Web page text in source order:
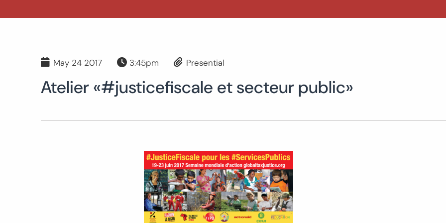
May 24 2017 3:45pm Presential
Atelier «#justicefiscale et secteur public»